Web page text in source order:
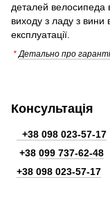
деталей велосипеда
виходу з ладу з
експлуатації.
* Детально про
Консультація
+38 098 023-57-17
+38 099 737-62-48
+38 098 023-57-17